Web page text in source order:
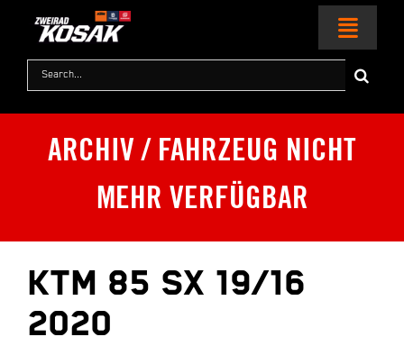
springen
MOTORRÄDER
RACING
Suche
nach:
ARCHIV / FAHRZEUG NICHT
MEHR VERFÜGBAR
KTM 85 SX 19/16
2020